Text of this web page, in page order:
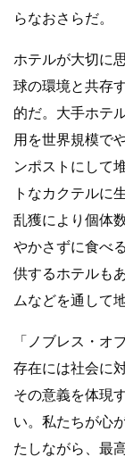
らなおさらだ。
ホテルが大切に
球の環境と共存
的だ。大手ホテ
用を世界規模で
ンポストにして
トなカクテルに
乱獲により個体
やかさずに食べ
供するホテルも
ムなどを通して
「ノブレス・オ
存在には社会に
その意義を体現
い。私たちが心
たしながら、最